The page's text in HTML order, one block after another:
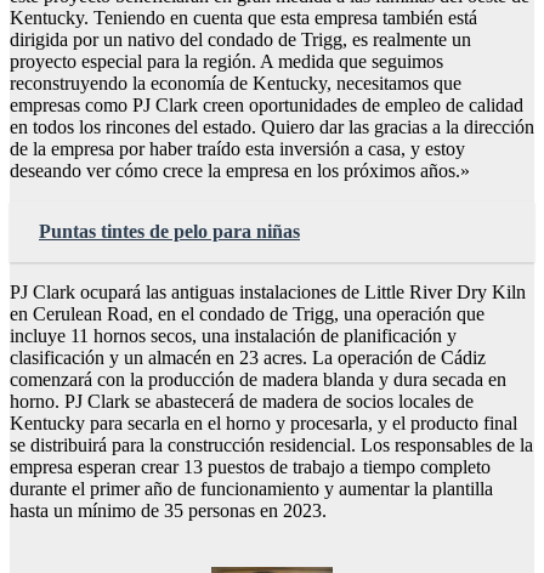
Kentucky. Teniendo en cuenta que esta empresa también está
dirigida por un nativo del condado de Trigg, es realmente un
proyecto especial para la región. A medida que seguimos
reconstruyendo la economía de Kentucky, necesitamos que
empresas como PJ Clark creen oportunidades de empleo de calidad
en todos los rincones del estado. Quiero dar las gracias a la dirección
de la empresa por haber traído esta inversión a casa, y estoy
deseando ver cómo crece la empresa en los próximos años.»
Puntas tintes de pelo para niñas
PJ Clark ocupará las antiguas instalaciones de Little River Dry Kiln
en Cerulean Road, en el condado de Trigg, una operación que
incluye 11 hornos secos, una instalación de planificación y
clasificación y un almacén en 23 acres. La operación de Cádiz
comenzará con la producción de madera blanda y dura secada en
horno. PJ Clark se abastecerá de madera de socios locales de
Kentucky para secarla en el horno y procesarla, y el producto final
se distribuirá para la construcción residencial. Los responsables de la
empresa esperan crear 13 puestos de trabajo a tiempo completo
durante el primer año de funcionamiento y aumentar la plantilla
hasta un mínimo de 35 personas en 2023.